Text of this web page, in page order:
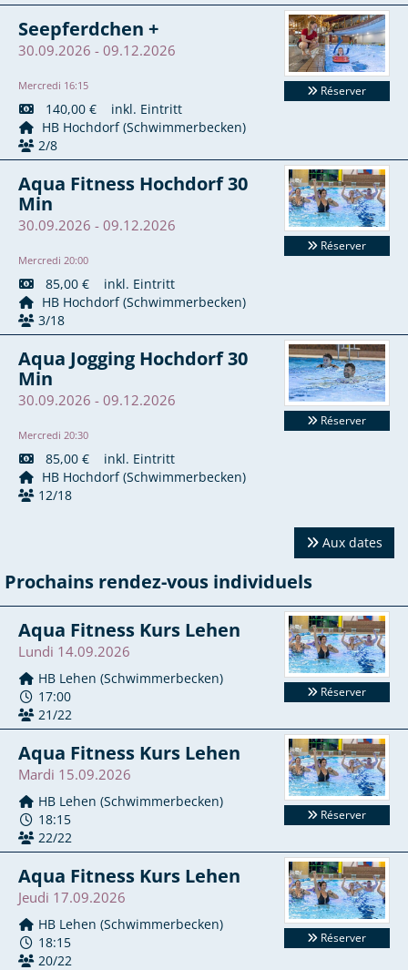
Seepferdchen +
30.09.2026 - 09.12.2026
Mercredi 16:15
140,00 € inkl. Eintritt
HB Hochdorf (Schwimmerbecken)
2/8
Réserver
Aqua Fitness Hochdorf 30
Min
30.09.2026 - 09.12.2026
Mercredi 20:00
85,00 € inkl. Eintritt
HB Hochdorf (Schwimmerbecken)
3/18
Réserver
Aqua Jogging Hochdorf 30
Min
30.09.2026 - 09.12.2026
Mercredi 20:30
85,00 € inkl. Eintritt
HB Hochdorf (Schwimmerbecken)
12/18
Réserver
Aux dates
Prochains rendez-vous individuels
Aqua Fitness Kurs Lehen
Lundi 14.09.2026
HB Lehen (Schwimmerbecken)
17:00
21/22
Réserver
Aqua Fitness Kurs Lehen
Mardi 15.09.2026
HB Lehen (Schwimmerbecken)
18:15
22/22
Réserver
Aqua Fitness Kurs Lehen
Jeudi 17.09.2026
HB Lehen (Schwimmerbecken)
18:15
20/22
Réserver